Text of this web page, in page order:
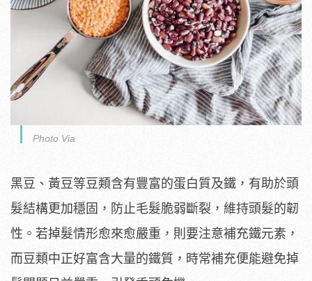
Photo Via
黑豆、黃豆等豆類含有豐富的蛋白質及鐵，有助於頭
髮結構更加穩固，防止毛髮脆弱斷裂，維持頭髮的韌
性。若掉髮情形愈來愈嚴重，則要注意補充鐵元素，
而豆類中正好富含大量的鐵質，時常補充便能避免掉